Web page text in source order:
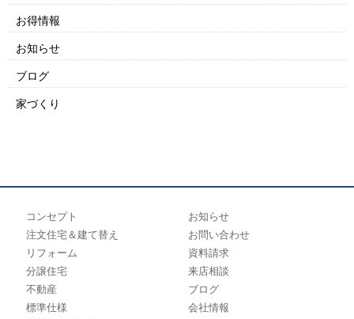
お得情報
お知らせ
ブログ
家づくり
コンセプト
注文住宅＆建て替え
リフォーム
分譲住宅
不動産
標準仕様
お知らせ
お問い合わせ
資料請求
来店相談
ブログ
会社情報